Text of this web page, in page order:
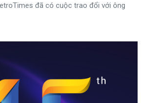
đã có cuộc trao đổi với ông